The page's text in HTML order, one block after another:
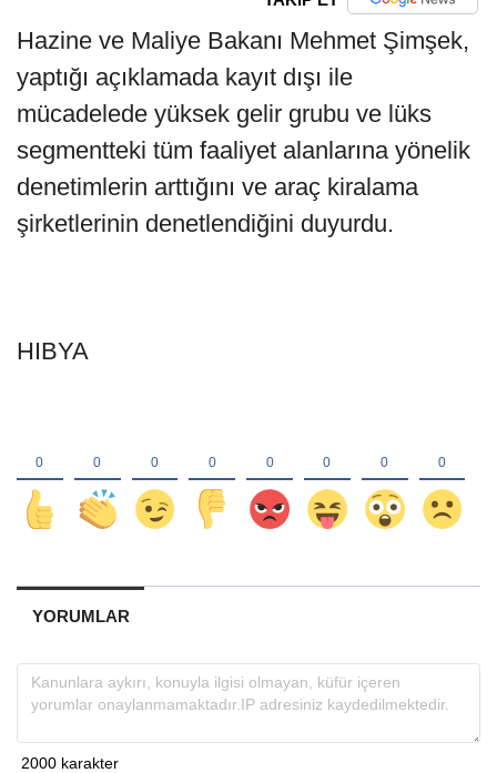
Hazine ve Maliye Bakanı Mehmet Şimşek,
yaptığı açıklamada kayıt dışı ile
mücadelede yüksek gelir grubu ve lüks
segmentteki tüm faaliyet alanlarına yönelik
denetimlerin arttığını ve araç kiralama
şirketlerinin denetlendiğini duyurdu.
HIBYA
YORUMLAR